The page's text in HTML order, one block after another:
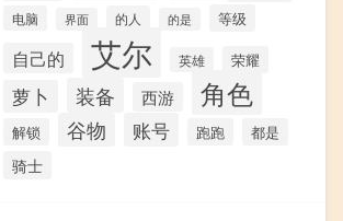
电脑 界面 的人 的是 等级
自己的 艾尔 英雄 荣耀
萝卜 装备 西游 角色
解锁 谷物 账号 跑跑 都是
骑士